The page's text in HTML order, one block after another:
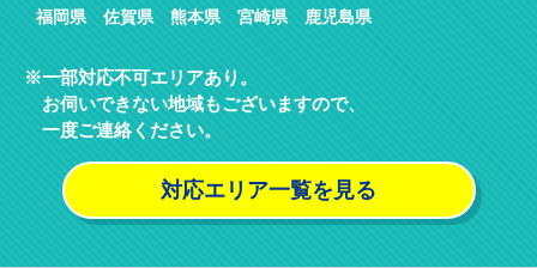
福岡県 佐賀県 熊本県 宮崎県 鹿児島県
一部対応不可エリアあり。
お伺いできない地域もございますので、
一度ご連絡ください。
対応エリア一覧を見る